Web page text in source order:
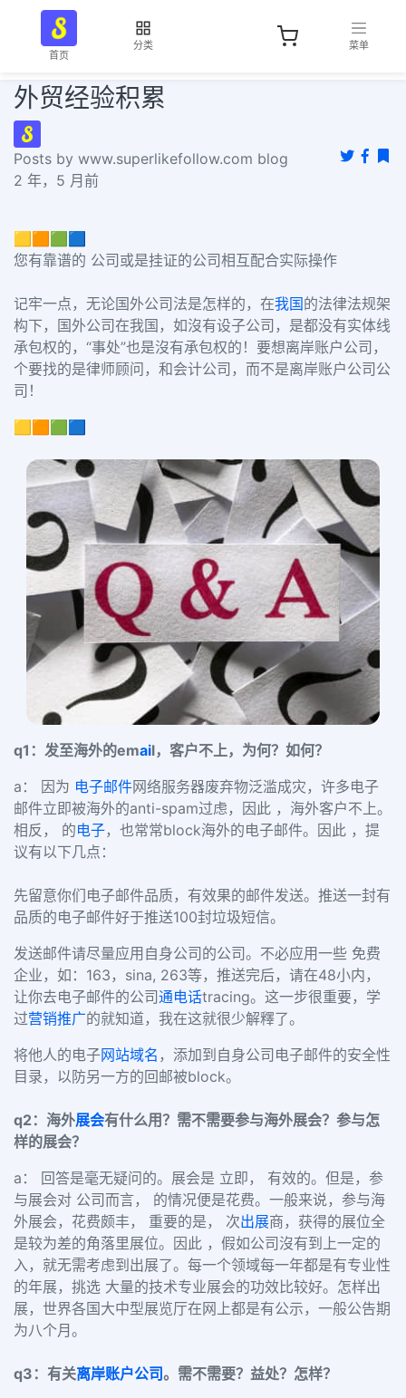
首页
分类 菜单
外贸经验积累
Posts by www.superlikefollow.com blog
2 年，5 月前
🟨🟧🟩🟦
您有靠谱的 公司或是挂证的公司相互配合实际操作
记牢一点，无论国外公司法是怎样的，在我国的法律法规架
构下，国外公司在我国，如沒有设子公司，是都没有实体线
承包权的，“事处”也是沒有承包权的！要想离岸账户公司，
个要找的是律师顾问，和会计公司，而不是离岸账户公司公
司！
🟨🟧🟩🟦
q1：发至海外的email，客户不上，为何？如何？
a： 因为 电子邮件网络服务器废弃物泛滥成灾，许多电子
邮件立即被海外的anti-spam过虑，因此 ，海外客户不上。
相反， 的电子，也常常block海外的电子邮件。因此 ，提
议有以下几点：
先留意你们电子邮件品质，有效果的邮件发送。推送一封有
品质的电子邮件好于推送100封垃圾短信。
发送邮件请尽量应用自身公司的公司。不必应用一些 免费
企业，如：163，sina, 263等，推送完后，请在48小内，
让你去电子邮件的公司通电话tracing。这一步很重要，学
过营销推广的就知道，我在这就很少解釋了。
将他人的电子网站域名 ，添加到自身公司电子邮件的安全性
目录，以防另一方的回邮被block。
q2：海外展会有什么用？需不需要参与海外展会？参与怎
样的展会？
a： 回答是毫无疑问的。展会是 立即， 有效的。但是，参
与展会对 公司而言， 的情况便是花费。一般来说，参与海
外展会，花费颇丰， 重要的是， 次出展商，获得的展位全
是较为差的角落里展位。因此 ，假如公司沒有到上一定的
入，就无需考虑到出展了。每一个领域每一年都是有专业性
的年展，挑选 大量的技术专业展会的功效比较好。怎样出
展，世界各国大中型展览厅在网上都是有公示，一般公告期
为八个月。
q3：有关离岸账户公司。需不需要？益处？怎样？